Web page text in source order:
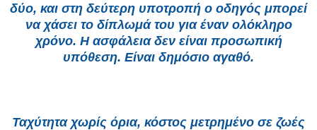
δύο, και στη δεύτερη υποτροπή ο οδηγός μπορεί
να χάσει το δίπλωμά του για έναν ολόκληρο
χρόνο. Η ασφάλεια δεν είναι προσωπική
υπόθεση. Είναι δημόσιο αγαθό.
Ταχύτητα χωρίς όρια, κόστος μετρημένο σε ζωές